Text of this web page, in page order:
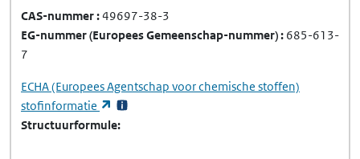
CAS-nummer 49697-38-3
EG-nummer(Europees Gemeenschap-nummer) 685-613-
7
ECHA(Europees Agentschap voor chemische stoffen)
stofinformatie
(opent in een nieuw tabblad)
Structuurformule